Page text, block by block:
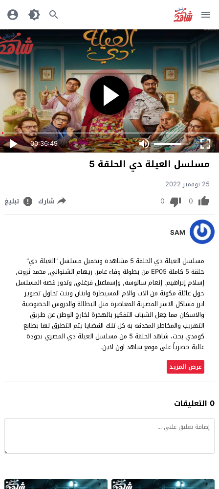
00:36:49
مسلسل العيلة دي الحلقة 5
25 نوفمبر 2022
0
0 شارك تبليغ
SAM
مسلسل العيلة دي الحلقة 5 مشاهدة وتحميل مسلسل "العيلة دي"
حلقة 5 كاملة EP05 من بطولة وفاء عامر, ريهام الشنواني, محمد ثروت,
إسلام إبراهيم, إنعام سالوسة, وإسماعيل فرغلي, وتدور قصة المسلسل
حول عائلة مكونة من الاب والام المسيطرة وابنان وبنت تحاول تصوير
ابرز مشاكل الاسر المصرية المعاصرة مثل البطالة والدروس الخصوصية
والاسكان مما جعل الشباب التفكير بالهجرة لخارج الوطن عن طريق
التهريب والمخاطر المحدقة بة كل تلك القضايا يتم التطرق لها بطابع
كومدي بحت، شاهد الحلقة 5 من مسلسل العيلة دي المصري بجودة
عالية حصرياً على موقع شاهد اون لاين.
عرض المزيد
0 التعليقات